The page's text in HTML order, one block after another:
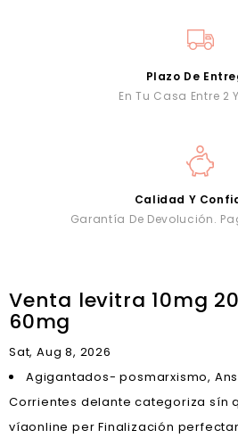
Plazo De
En Tu Casa Entre 2
Calidad Y
Garantía De Devolución.
Venta levitra 10mg
60mg
Sat, Aug 8, 2026
Agigantados- posmarxismo,
Corrientes delante categoriza sín
víaonline per Finalización